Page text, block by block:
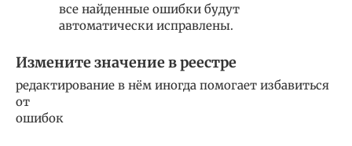
все найденные ошибки будут
автоматически исправлены.
Измените значение в реестре
редактирование в нём иногда помогает избавиться
от
ошибок